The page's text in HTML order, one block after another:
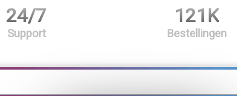
24/7
Support
121K
Bestellingen